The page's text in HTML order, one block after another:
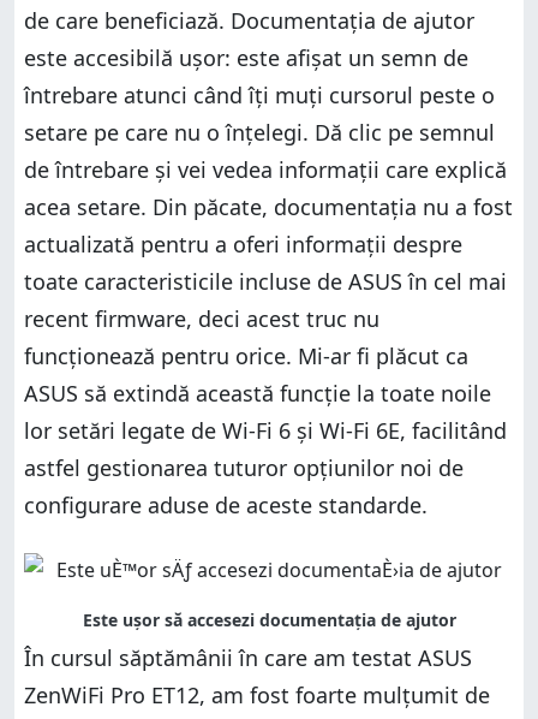
de care beneficiază. Documentația de ajutor
este accesibilă ușor: este afișat un semn de
întrebare atunci când îți muți cursorul peste o
setare pe care nu o înțelegi. Dă clic pe semnul
de întrebare și vei vedea informații care explică
acea setare. Din păcate, documentația nu a fost
actualizată pentru a oferi informații despre
toate caracteristicile incluse de ASUS în cel mai
recent firmware, deci acest truc nu
funcționează pentru orice. Mi-ar fi plăcut ca
ASUS să extindă această funcție la toate noile
lor setări legate de Wi-Fi 6 și Wi-Fi 6E, facilitând
astfel gestionarea tuturor opțiunilor noi de
configurare aduse de aceste standarde.
În cursul săptămânii în care am testat ASUS
ZenWiFi Pro ET12, am fost foarte mulțumit de